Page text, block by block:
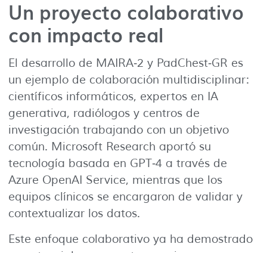
Un proyecto colaborativo
con impacto real
El desarrollo de MAIRA‑2 y PadChest‑GR es
un ejemplo de colaboración multidisciplinar:
científicos informáticos, expertos en IA
generativa, radiólogos y centros de
investigación trabajando con un objetivo
común. Microsoft Research aportó su
tecnología basada en GPT‑4 a través de
Azure OpenAI Service, mientras que los
equipos clínicos se encargaron de validar y
contextualizar los datos.
Este enfoque colaborativo ya ha demostrado